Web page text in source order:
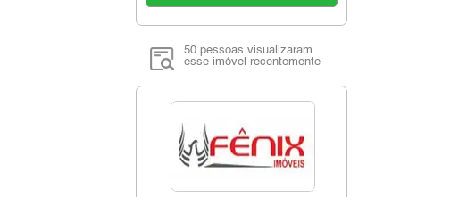
50 pessoas visualizaram
esse imóvel recentemente